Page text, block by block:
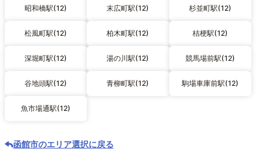
昭和橋駅(12) 末広町駅(12) 杉並町駅(12)
松風町駅(12) 柏木町駅(12) 桔梗駅(12)
深堀町駅(12) 湯の川駅(12) 競馬場前駅(12)
谷地頭駅(12) 青柳町駅(12) 駒場車庫前駅(12)
魚市場通駅(12)
函館市のエリア選択に戻る